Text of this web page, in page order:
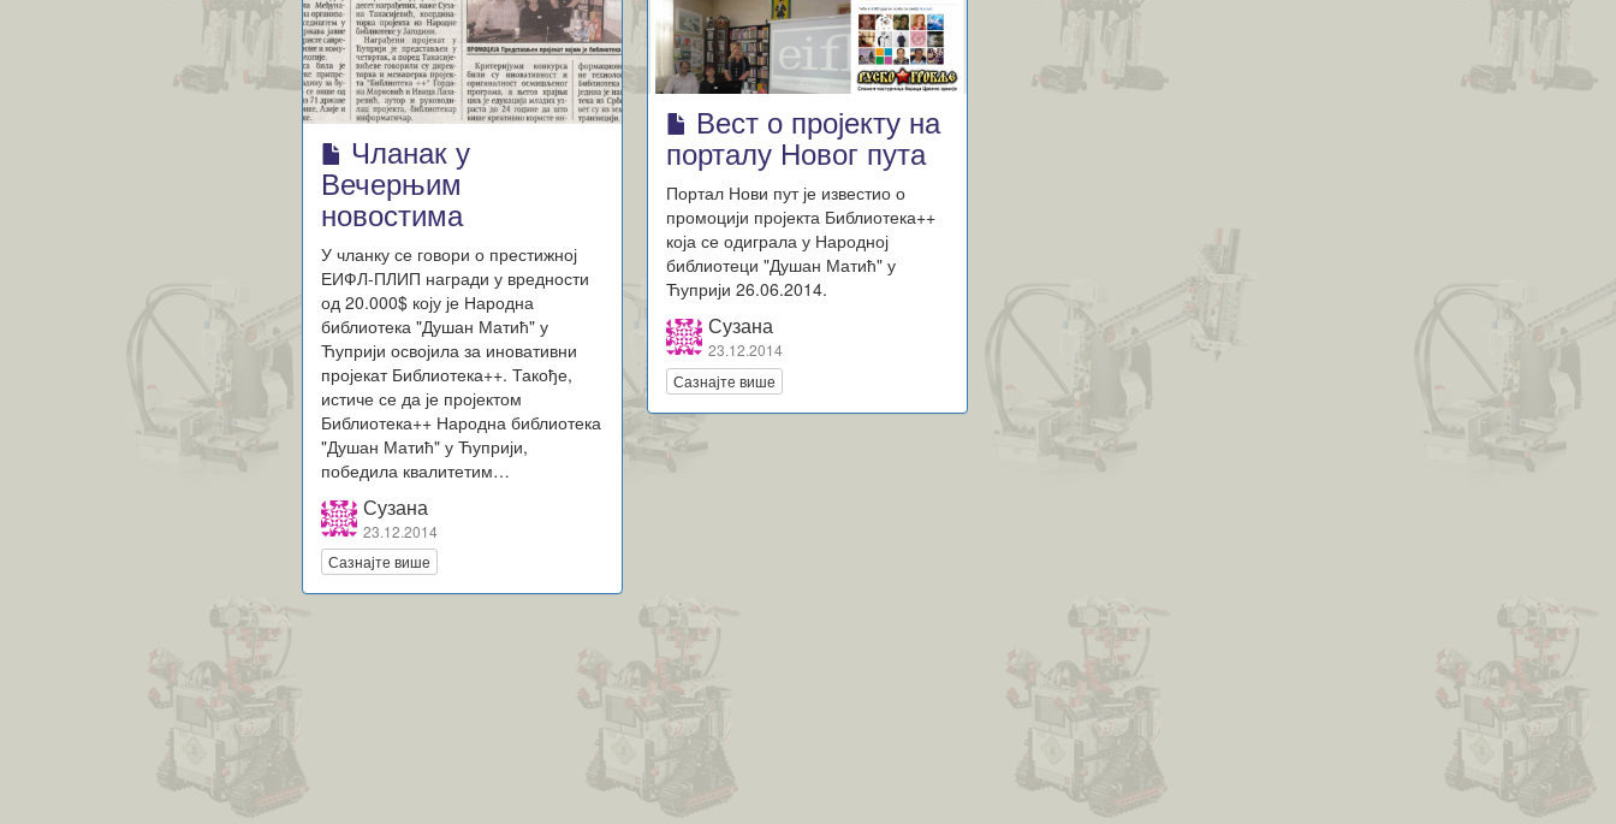
Вест о пројекту на
порталу Новог пута
Портал Нови пут је известио о
промоцији пројекта Библиотека++
која се одиграла у Народној
библиотеци "Душан Матић" у
Ћуприји 26.06.2014.
Сузана
23.12.2014
Сазнајте више
Чланак у
Вечерњим
новостима
У чланку се говори о престижној
ЕИФЛ-ПЛИП награди у вредности
од 20.000$ коју је Народна
библиотека "Душан Матић" у
Ћуприји освојила за иновативни
пројекат Библиотека++. Такође,
истиче се да је пројектом
Библиотека++ Народна библиотека
"Душан Матић" у Ћуприји,
победила квалитетим…
Сузана
23.12.2014
Сазнајте више